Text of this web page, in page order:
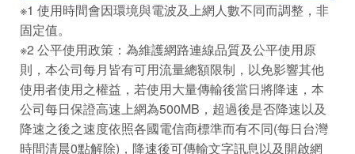
※1 使用時間會因環境與電波及上網人數不同而調整，非
固定值。
※2 公平使用政策：為維護網路連線品質及公平使用原
則，本公司每月皆有可用流量總額限制，以免影響其他
使用者使用之權益，若使用大量傳輸後當日將降速，本
公司每日保證高速上網為500MB，超過後是否降速以及
降速之後之速度依照各國電信商標準而有不同(每日台灣
時間清晨0點解除)，降速後可傳輸文字訊息以及開啟網